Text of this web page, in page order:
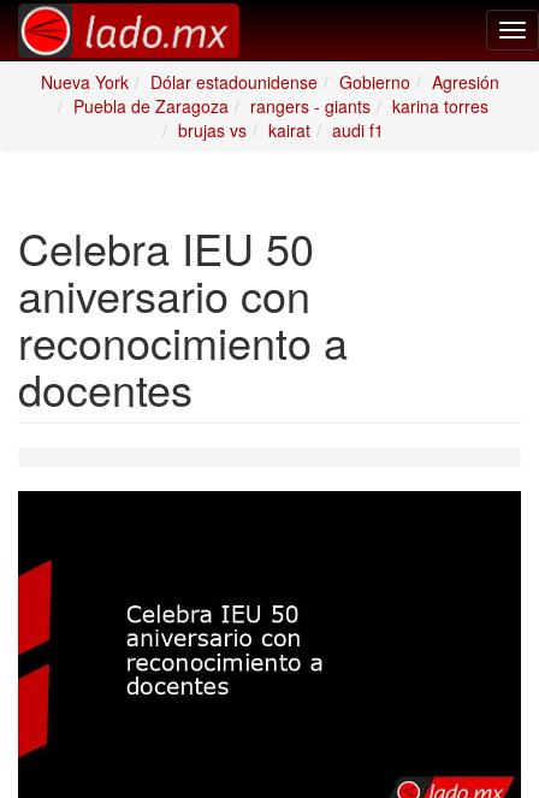
Nueva York
Dólar estadounidense Gobierno
Agresión
Puebla de Zaragoza
rangers - giants
karina torres
brujas vs
kairat audi f1
Celebra IEU 50
aniversario con
reconocimiento a
docentes